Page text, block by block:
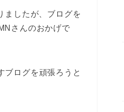
ましたが、ブログを
さんのおかげで
ブログを頑張ろうと